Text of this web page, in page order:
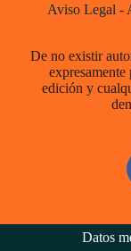
Aviso Legal -
De no existir
edición y
Datos